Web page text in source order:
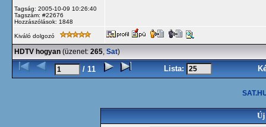
Tagság: 2005-10-09 10:26:40
Tagszám: #22676
Hozzászólások: 1848
Kiváló dolgozó
HDTV hogyan (üzenet: 265, Sat)
/ 11 Lista:
Új